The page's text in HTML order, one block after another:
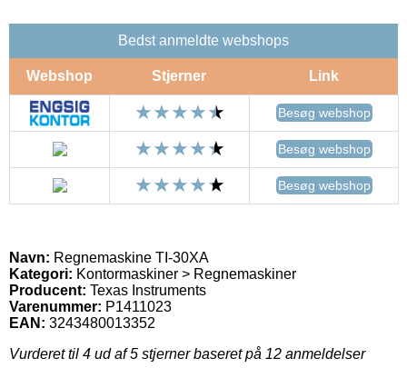
Bedst anmeldte webshops
Webshop Stjerner Link
Besøg webshop
Besøg webshop
Besøg webshop
Navn: Regnemaskine TI-30XA
Kategori: Kontormaskiner > Regnemaskiner
Producent: Texas Instruments
Varenummer: P1411023
EAN: 3243480013352
Vurderet til 4 ud af 5 stjerner baseret på 12 anmeldelser